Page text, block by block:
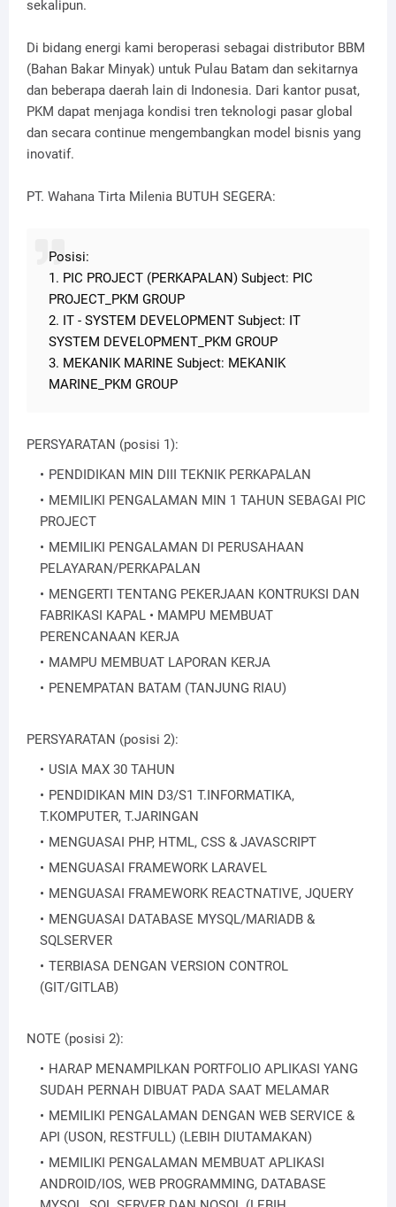
sekalipun.
Di bidang energi kami beroperasi sebagai distributor BBM
(Bahan Bakar Minyak) untuk Pulau Batam dan sekitarnya
dan beberapa daerah lain di Indonesia. Dari kantor pusat,
PKM dapat menjaga kondisi tren teknologi pasar global
dan secara continue mengembangkan model bisnis yang
inovatif.
PT. Wahana Tirta Milenia BUTUH SEGERA:
Posisi:
1. PIC PROJECT (PERKAPALAN) Subject: PIC
PROJECT_PKM GROUP
2. IT - SYSTEM DEVELOPMENT Subject: IT
SYSTEM DEVELOPMENT_PKM GROUP
3. MEKANIK MARINE Subject: MEKANIK
MARINE_PKM GROUP
PERSYARATAN (posisi 1):
PENDIDIKAN MIN DIII TEKNIK PERKAPALAN
MEMILIKI PENGALAMAN MIN 1 TAHUN SEBAGAI PIC
PROJECT
MEMILIKI PENGALAMAN DI PERUSAHAAN
PELAYARAN/PERKAPALAN
MENGERTI TENTANG PEKERJAAN KONTRUKSI DAN
FABRIKASI KAPAL • MAMPU MEMBUAT
PERENCANAAN KERJA
MAMPU MEMBUAT LAPORAN KERJA
PENEMPATAN BATAM (TANJUNG RIAU)
PERSYARATAN (posisi 2):
USIA MAX 30 TAHUN
PENDIDIKAN MIN D3/S1 T.INFORMATIKA,
T.KOMPUTER, T.JARINGAN
MENGUASAI PHP, HTML, CSS & JAVASCRIPT
MENGUASAI FRAMEWORK LARAVEL
MENGUASAI FRAMEWORK REACTNATIVE, JQUERY
MENGUASAI DATABASE MYSQL/MARIADB &
SQLSERVER
TERBIASA DENGAN VERSION CONTROL
(GIT/GITLAB)
NOTE (posisi 2):
HARAP MENAMPILKAN PORTFOLIO APLIKASI YANG
SUDAH PERNAH DIBUAT PADA SAAT MELAMAR
MEMILIKI PENGALAMAN DENGAN WEB SERVICE &
API (USON, RESTFULL) (LEBIH DIUTAMAKAN)
MEMILIKI PENGALAMAN MEMBUAT APLIKASI
ANDROID/IOS, WEB PROGRAMMING, DATABASE